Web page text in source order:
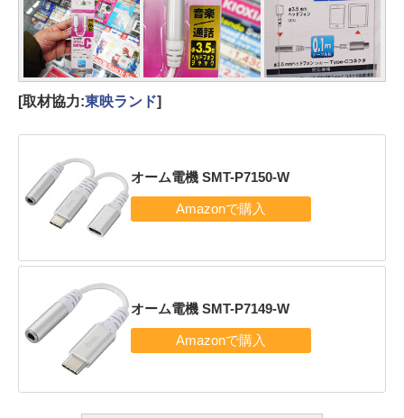
[取材協力:東映ランド]
オーム電機 SMT-P7150-W
オーム電機 SMT-P7149-W